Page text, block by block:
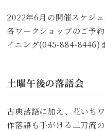
2022年6月の開催スケジュ
各ワークショップのご予
イニング(045-884-8446)
土曜午後の落語会
古典落語に加え、花いち
作落語も手がける二刀流